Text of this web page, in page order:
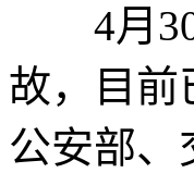
4月30
故，目前
公安部、